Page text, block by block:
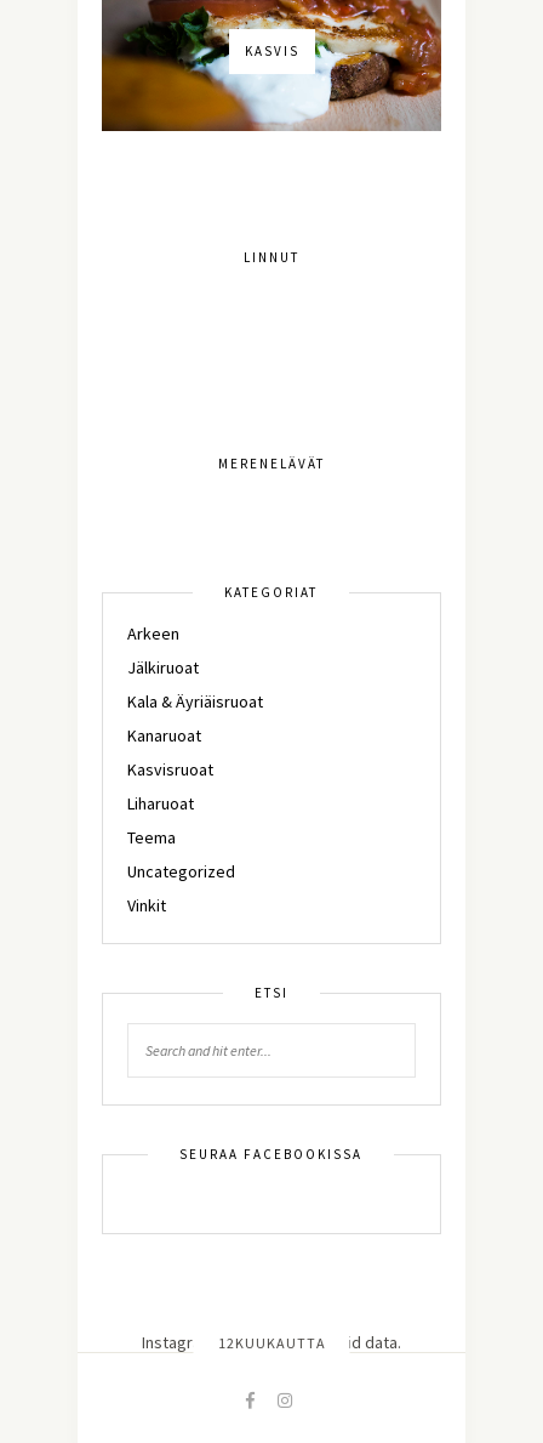
KASVIS
LINNUT
MERENELÄVÄT
KATEGORIAT
Arkeen
Jälkiruoat
Kala & Äyriäisruoat
Kanaruoat
Kasvisruoat
Liharuoat
Teema
Uncategorized
Vinkit
ETSI
SEURAA FACEBOOKISSA
12KUUKAUTTA
Instagram has returned invalid data.